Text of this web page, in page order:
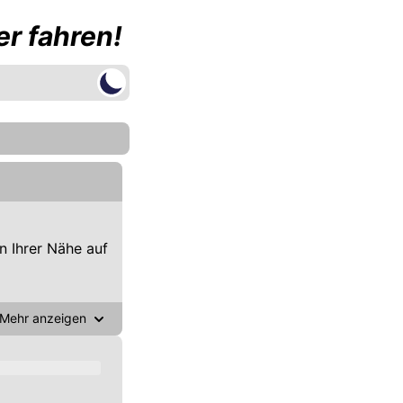
fahren!
Ihrer Nähe auf
Mehr anzeigen